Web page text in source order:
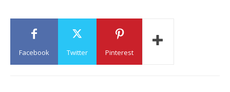
Facebook Twitter Pinterest